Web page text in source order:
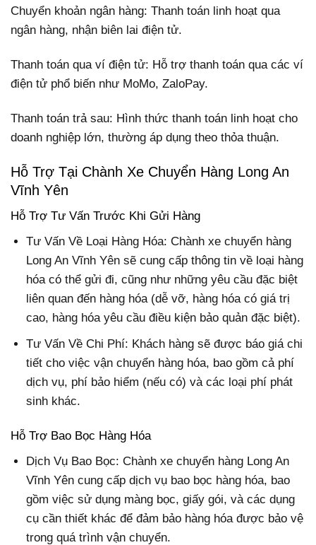
Chuyển khoản ngân hàng: Thanh toán linh hoạt qua
ngân hàng, nhận biên lai điện tử.
Thanh toán qua ví điện tử: Hỗ trợ thanh toán qua các ví
điện tử phổ biến như MoMo, ZaloPay.
Thanh toán trả sau: Hình thức thanh toán linh hoạt cho
doanh nghiệp lớn, thường áp dụng theo thỏa thuận.
Hỗ Trợ Tại Chành Xe Chuyển Hàng Long An
Vĩnh Yên
Hỗ Trợ Tư Vấn Trước Khi Gửi Hàng
Tư Vấn Về Loại Hàng Hóa: Chành xe chuyển hàng
Long An Vĩnh Yên sẽ cung cấp thông tin về loại hàng
hóa có thể gửi đi, cũng như những yêu cầu đặc biệt
liên quan đến hàng hóa (dễ vỡ, hàng hóa có giá trị
cao, hàng hóa yêu cầu điều kiện bảo quản đặc biệt).
Tư Vấn Về Chi Phí: Khách hàng sẽ được báo giá chi
tiết cho việc vận chuyển hàng hóa, bao gồm cả phí
dịch vụ, phí bảo hiểm (nếu có) và các loại phí phát
sinh khác.
Hỗ Trợ Bao Bọc Hàng Hóa
Dịch Vụ Bao Bọc: Chành xe chuyển hàng Long An
Vĩnh Yên cung cấp dịch vụ bao bọc hàng hóa, bao
gồm việc sử dụng màng bọc, giấy gói, và các dụng
cụ cần thiết khác để đảm bảo hàng hóa được bảo vệ
trong quá trình vận chuyển.